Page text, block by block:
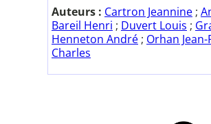
Auteurs : Cartron Jeannine ;
Bareil Henri ; Duvert Louis ;
Henneton André ; Orhan
Charles